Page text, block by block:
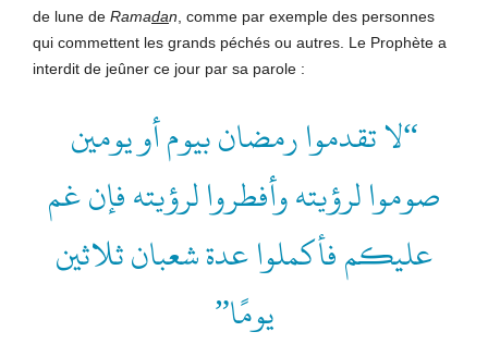
de lune de Ramadan , comme par exemple des personnes
qui commettent les grands péchés ou autres. Le Prophète a
interdit de jeûner ce jour par sa parole :
“لا تقدموا رمضان بيوم أو يومين
صوموا لرؤيته وأفطروا لرؤيته فإن غم
عليكم فأكملوا عدة شعبان ثلاثين
يومًا”